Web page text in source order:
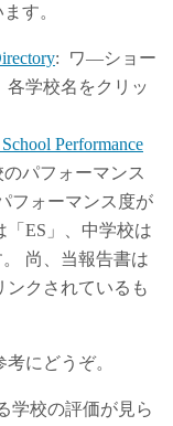
す。
: ワ―ショー
学校名をクリッ
Performance
パフォーマンス
フォーマンス度が
ES」、中学校は
尚、当報告書は
クされているも
にどうぞ。
学校の評価が見ら